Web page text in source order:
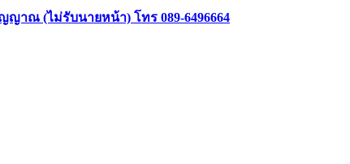
ญาณ (ไม่รับนายหน้า) โทร 089-6496664